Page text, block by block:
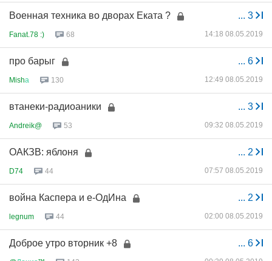
... 3
Военная техника во дворах Еката ?
Fanat.78 :) 68 14:18 08.05.2019
... 6
про барыг
Mishа 130 12:49 08.05.2019
... 3
втанеки-радиоаники
Andreik@ 53 09:32 08.05.2019
... 2
ОАКЗВ: яблоня
D74 44 07:57 08.05.2019
... 2
война Каспера и е-ОдИна
legnum 44 02:00 08.05.2019
... 6
Доброе утро вторник +8